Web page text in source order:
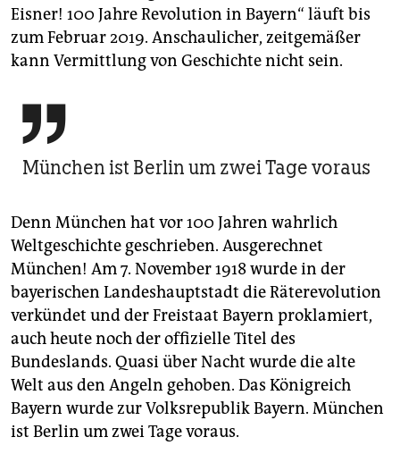
Eisner! 100 Jahre Revolution in Bayern“ läuft bis
zum Februar 2019. Anschaulicher, zeitgemäßer
kann Vermittlung von Geschichte nicht sein.

München ist Berlin um zwei Tage voraus
Denn München hat vor 100 Jahren wahrlich
Weltgeschichte geschrieben. Ausgerechnet
München! Am 7. November 1918 wurde in der
bayerischen Landeshauptstadt die Räterevolution
verkündet und der Freistaat Bayern proklamiert,
auch heute noch der offizielle Titel des
Bundeslands. Quasi über Nacht wurde die alte
Welt aus den Angeln gehoben. Das Königreich
Bayern wurde zur Volksrepublik Bayern. München
ist Berlin um zwei Tage voraus.